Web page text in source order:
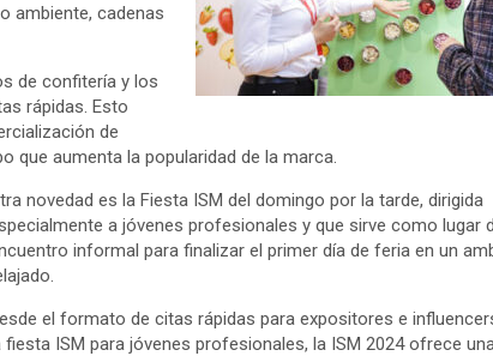
ambiente, cadenas
de confitería y los
rápidas. Esto
de
que aumenta la popularidad de la marca.
novedad es la Fiesta ISM del domingo por la tarde, dirigida
a jóvenes profesionales y que sirve como lugar
informal para finalizar el primer día de feria en un
el formato de citas rápidas para expositores e
fiesta ISM para jóvenes profesionales, la ISM 2024 ofrece